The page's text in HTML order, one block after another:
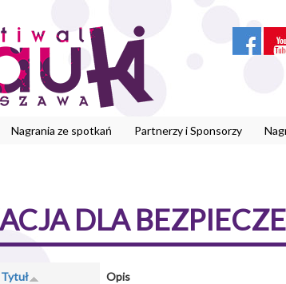
Nagrania ze spotkań Partnerzy i Sponsorzy
DLA
Tytuł Opis